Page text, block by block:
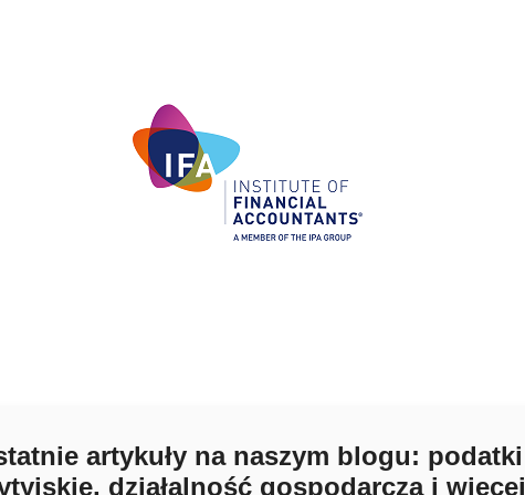
artykuły na naszym blogu: podatki
działalność gospodarcza i więcej